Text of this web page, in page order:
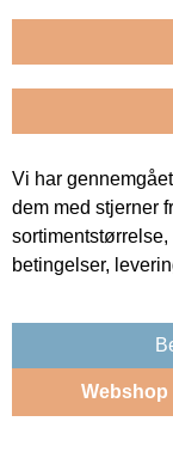
Vi har
dem med stjerner
betingelser,
Webshop